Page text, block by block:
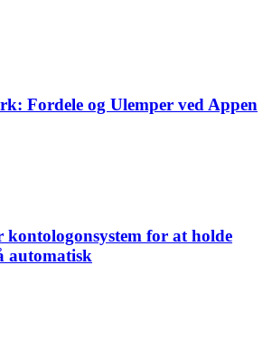
Fordele og Ulemper ved Appen
for at holde
automatisk